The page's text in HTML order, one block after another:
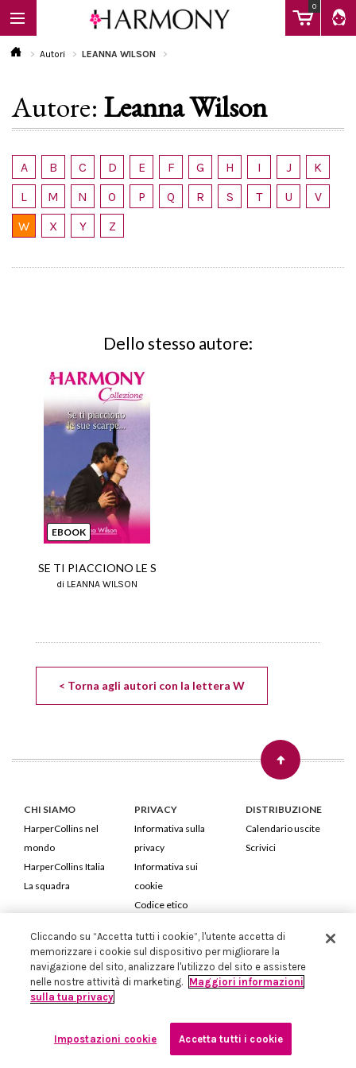
0
EBOOK
LIBRI
Calendario
Autori LEANNA WILSON
Autore: Leanna Wilson
A B C D E F G H I J
K
L
M N O P Q R S T U
V
W
X Y Z
Dello stesso autore:
EBOOK
SE TI PIACCIONO LE S
di LEANNA WILSON
< Torna agli autori con la lettera W
CHI SIAMO
HarperCollins nel
mondo
HarperCollins Italia
La squadra
PRIVACY
Informativa sulla
privacy
Informativa sui
cookie
Codice etico
DISTRIBUZIONE
Calendario uscite
Scrivici
HarperCollins Italia S.p.A. Viale Monte Nero, 84 - 20135 Milano
Cod. Fiscale e P.IVA 05946780151 - Capitale Sociale 258.250 €
Iscritta in Milano al Registro delle imprese nr.198004 e REA nr.1051898
Cliccando su “Accetta tutti i cookie”, l'utente accetta di
memorizzare i cookie sul dispositivo per migliorare la
navigazione del sito, analizzare l'utilizzo del sito e assistere
nelle nostre attività di marketing. Maggiori informazioni
sulla tua privacy
Impostazioni cookie Accetta tutti i cookie